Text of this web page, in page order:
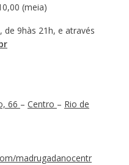
(meia)
de 9hàs 21h, e através
66 – Centro – Rio de
madrugadanocentr